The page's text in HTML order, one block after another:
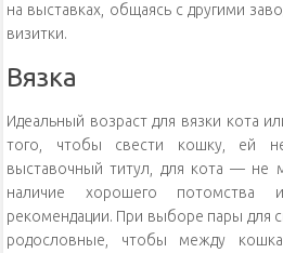
на выставках, общаясь с другими
визитки.
Вязка
Идеальный возраст для вязки кота
того, чтобы свести кошку, ей
выставочный титул, для кота — не
наличие хорошего
рекомендации. При выборе пары для
родословные, чтобы между